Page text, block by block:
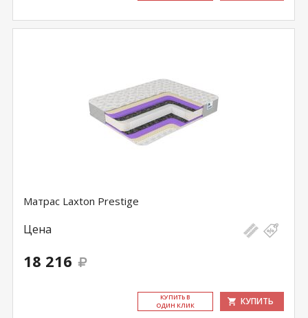
Матрас Laxton Prestige
Цена
18 216
КУ­ПИТЬ В
ОДИН КЛИК
КУПИТЬ